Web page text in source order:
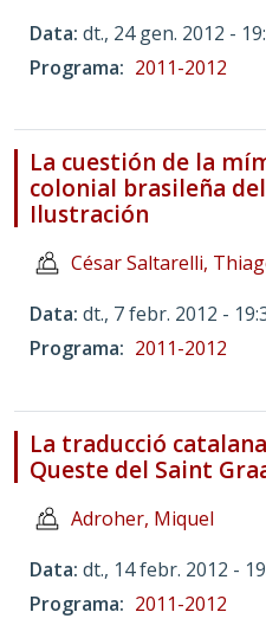
Data dt., 24 gen. 2012 -
Programa
2011-2012
La cuestión de la
colonial brasileña
Ilustración
César Saltarelli,
Data dt., 7 febr. 2012 -
Programa
2011-2012
La traducció
Queste del Saint
Adroher, Miquel
Data dt., 14 febr. 2012 -
Programa
2011-2012